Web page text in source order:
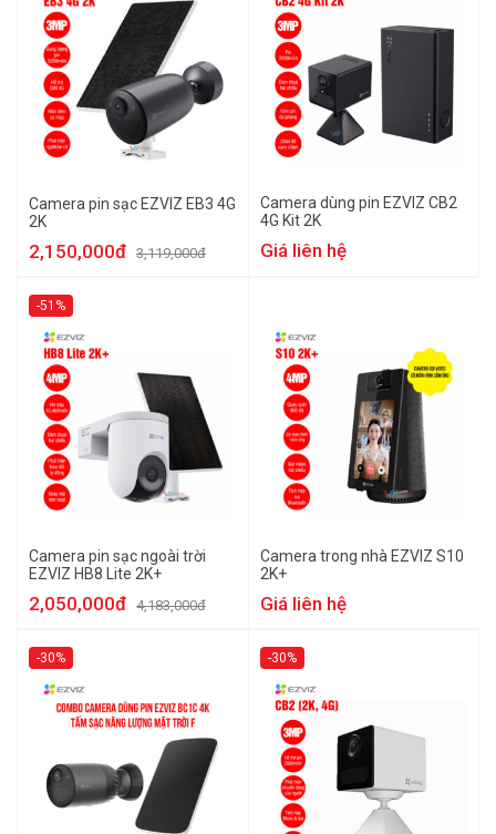
Camera pin sạc EZVIZ EB3 4G
2K
2,150,000đ 3,119,000đ
Camera dùng pin EZVIZ CB2
4G Kit 2K
Giá liên hệ
-51%
Camera pin sạc ngoài trời
EZVIZ HB8 Lite 2K+
2,050,000đ 4,183,000đ
Camera trong nhà EZVIZ S10
2K+
Giá liên hệ
-30% -30%